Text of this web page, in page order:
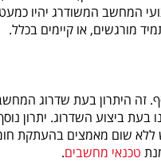
מורגשים, או קיימים בכלל.
זה היתרון בעת שדרוג
בעת ביצוע השדרוג. יתרון
שום מאמצים בהעתקת
טכנאי מחשבים.